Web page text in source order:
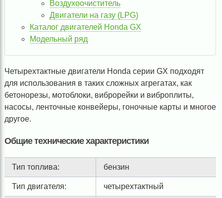
Воздухоочиститель
Двигатели на газу (LPG)
Каталог двигателей Honda GX
Модельный ряд
Четырехтактные двигатели Honda серии GX подходят
для использования в таких сложных агрегатах, как
бетонорезы, мотоблоки, виброрейки и виброплиты,
насосы, ленточные конвейеры, гоночные карты и многое
другое.
Общие технические характеристики
Тип топлива: бензин
Тип двигателя: четырехтактный